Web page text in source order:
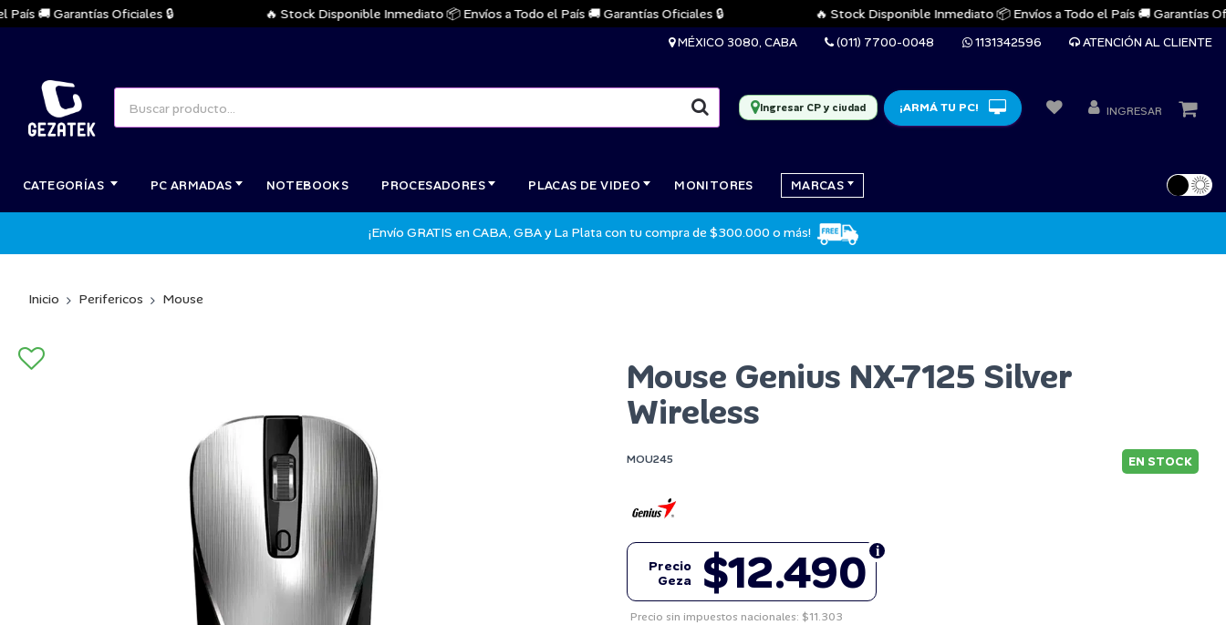
🚚 Garantías Oficiales 🔒 🔥 Stock Disponible Inmediato 📦 Envíos a Todo el País 🚚 Garantías Oficiales 🔒 🔥 Stock Disponible Inmediato 📦 Envíos a Todo el País 🚚 Garantías
MÉXICO 3080, CABA (011) 7700-0048 1131342596 ATENCIÓN AL CLIENTE
Ingresar CP y ciudad ¡ARMÁ TU PC! INGRESAR
CATEGORÍAS PC ARMADAS NOTEBOOKS PROCESADORES PLACAS DE VIDEO MONITORES MARCAS
¡Envío GRATIS en CABA, GBA y La Plata con tu compra de $300.000 o más!
Inicio Perifericos Mouse
Mouse Genius NX-7125 Silver
Wireless
MOU245 EN STOCK
$12.490
Precio
Geza
Precio sin impuestos nacionales: $11.303